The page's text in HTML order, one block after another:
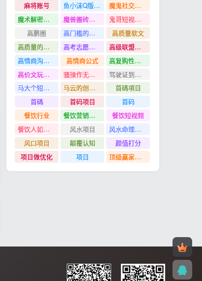
掌握100个实用剪辑方法，让你的视频加速上热门 忠余网创《百战奇略》第二法：零基础带你识破赚钱项目共生
麻将账号
鱼小沫Q版人物团练课
魔鬼社交实战课全套课程
魔术解密教程
魔兽搬砖搞钱
鬼哥短视频底层逻辑
高鹏圈
高门槛的生意
高质量软文
高质量的问答和知识分享
高考志愿填报
高级联盟营销教程
高情商沟通管理课
高情商公式
高复购性行业
高价文玩众筹分红项目
骚操作无脑裂变
驾驶证到期换证
马大个短视频投放课
马云的创业故事
首碼項目
首碼
首码项目
首码
餐饮行业
餐饮营销管理特训班
餐饮短视频
餐饮人如何用团购给门店拓客
风水项目
风水命理项目
风口项目
颠覆认知
颜值打分
项目做优化
项目 顶级赢家思维